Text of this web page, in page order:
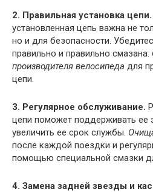
2. Правильная установка цепи.
установленная цепь важна не
но и для безопасности.
правильно и правильно смазана.
производителя велосипеда для
цепи.
3. Регулярное обслуживание.
цепи поможет поддерживать ее
увеличить ее срок службы.
после каждой поездки и
помощью специальной смазки
4. Замена задней звезды и